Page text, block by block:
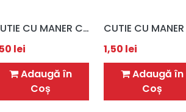
CUTIE CU MANER COEUR / PRAJITURI / 17X10X6 CM
lei
Adaugă în
Coș
1,50 lei
Adaugă în
Coș